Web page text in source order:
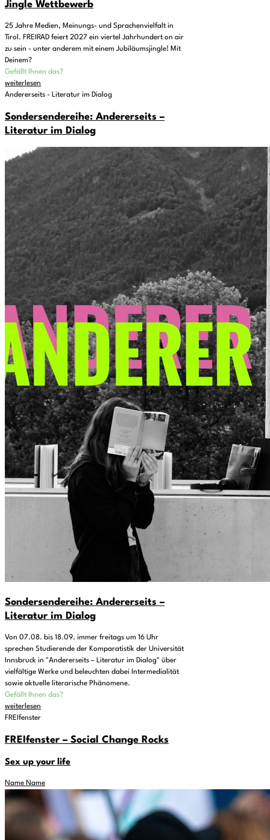
Jingle Wettbewerb
25 Jahre Medien, Meinungs- und Sprachenvielfalt in
Tirol. FREIRAD feiert 2027 ein viertel Jahrhundert on air
zu sein - unter anderem mit einem Jubiläumsjingle! Mit
Deinem?
Gefällt Ihnen das?
weiterlesen
Andererseits - Literatur im Dialog
Sondersendereihe: Andererseits –
Literatur im Dialog
Sondersendereihe: Andererseits –
Literatur im Dialog
Von 07.08. bis 18.09. immer freitags um 16 Uhr
sprechen Studierende der Komparatistik der Universität
Innsbruck in "Andererseits – Literatur im Dialog" über
vielfältige Werke und beleuchten dabei Intermedialität
sowie aktuelle literarische Phänomene.
Gefällt Ihnen das?
weiterlesen
FREIfenster
FREIfenster – Social Change Rocks
Sex up your life
Name Name